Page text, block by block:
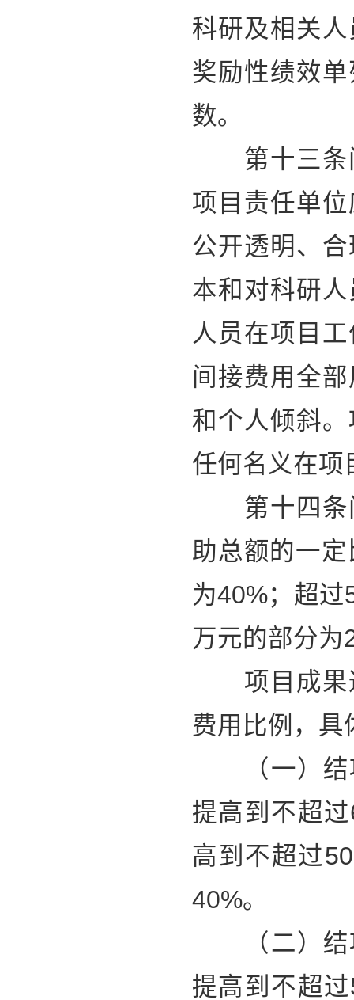
科研及相关
奖励性绩效
数。
第十三条间
项目责任单
公开透明、
本和对科研
人员在项目
间接费用全
和个人倾斜
任何名义在项
第十四条间
助总额的一
为40%；超
万元的部分为
项目成果通
费用比例，具
（一）结项
提高到不超
高到不超过
40%。
（二）结项
提高到不超